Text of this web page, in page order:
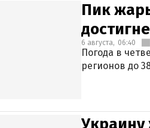
Пик
6 августа, 06:40
Погода в
регионов до